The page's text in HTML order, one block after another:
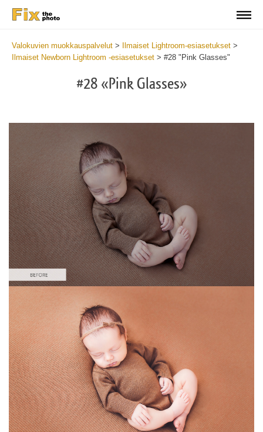
Valokuvien muokkauspalvelut > Ilmaiset Lightroom-esiasetukset >
Ilmaiset Newborn Lightroom -esiasetukset > #28 "Pink Glasses"
#28 «Pink Glasses»
Please select
Free Newborn Preset #28
Matte Effect
(30 Lr Presets)
Matte Complete
(130 Lr Presets)
Must-Have Collection